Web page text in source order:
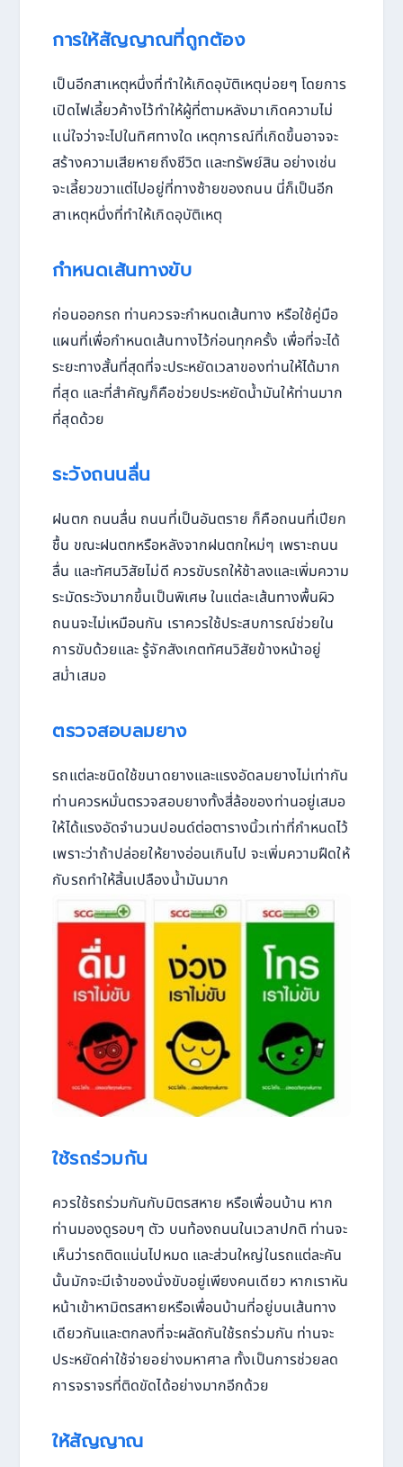
การให้สัญญาณที่ถูกต้อง
เป็นอีกสาเหตุหนึ่งที่ทำให้เกิดอุบัติเหตุบ่อยๆ โดยการ
เปิดไฟเลี้ยวค้างไว้ทำให้ผู้ที่ตามหลังมาเกิดความไม่
เเน่ใจว่าจะไปในทิศทางใด เหตุการณ์ที่เกิดขึ้นอาจจะ
สร้างความเสียหายถึงชีวิต เเละทรัพย์สิน อย่างเช่น
จะเลี้ยวขวาแต่ไปอยู่ที่ทางซ้ายของถนน นี่ก็เป็นอีก
สาเหตุหนึ่งที่ทำให้เกิดอุบัติเหตุ
กำหนดเส้นทางขับ
ก่อนออกรถ ท่านควรจะกำหนดเส้นทาง หรือใช้คู่มือ
แผนที่เพื่อกำหนดเส้นทางไว้ก่อนทุกครั้ง เพื่อที่จะได้
ระยะทางสั้นที่สุดที่จะประหยัดเวลาของท่านให้ได้มาก
ที่สุด และที่สำคัญก็คือช่วยประหยัดน้ำมันให้ท่านมาก
ที่สุดด้วย
ระวังถนนลื่น
ฝนตก ถนนลื่น ถนนที่เป็นอันตราย ก็คือถนนที่เปียก
ชื้น ขณะฝนตกหรือหลังจากฝนตกใหม่ๆ เพราะถนน
ลื่น และทัศนวิสัยไม่ดี ควรขับรถให้ช้าลงและเพิ่มความ
ระมัดระวังมากขึ้นเป็นพิเศษ ในแต่ละเส้นทางพื้นผิว
ถนนจะไม่เหมือนกัน เราควรใช้ประสบการณ์ช่วยใน
การขับด้วยและ รู้จักสังเกตทัศนวิสัยข้างหน้าอยู่
สม่ำเสมอ
ตรวจสอบลมยาง
รถแต่ละชนิดใช้ขนาดยางและแรงอัดลมยางไม่เท่ากัน
ท่านควรหมั่นตรวจสอบยางทั้งสี่ล้อของท่านอยู่เสมอ
ให้ได้แรงอัดจำนวนปอนด์ต่อตารางนิ้วเท่าที่กำหนดไว้
เพราะว่าถ้าปล่อยให้ยางอ่อนเกินไป จะเพิ่มความฝืดให้
กับรถทำให้สิ้นเปลืองน้ำมันมาก
ใช้รถร่วมกัน
ควรใช้รถร่วมกันกับมิตรสหาย หรือเพื่อนบ้าน หาก
ท่านมองดูรอบๆ ตัว บนท้องถนนในเวลาปกติ ท่านจะ
เห็นว่ารถติดแน่นไปหมด และส่วนใหญ่ในรถแต่ละคัน
นั้นมักจะมีเจ้าของนั่งขับอยู่เพียงคนเดียว หากเราหัน
หน้าเข้าหามิตรสหายหรือเพื่อนบ้านที่อยู่บนเส้นทาง
เดียวกันและตกลงที่จะผลัดกันใช้รถร่วมกัน ท่านจะ
ประหยัดค่าใช้จ่ายอย่างมหาศาล ทั้งเป็นการช่วยลด
การจราจรที่ติดขัดได้อย่างมากอีกด้วย
ให้สัญญาณ